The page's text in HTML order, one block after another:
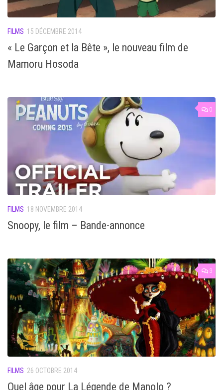
FILMS 15 DÉCEMBRE 2014
« Le Garçon et la Bête », le nouveau film de
Mamoru Hosoda
0
FILMS 18 NOVEMBRE 2014
Snoopy, le film – Bande-annonce
3
FILMS 26 OCTOBRE 2014
Quel âge pour La Légende de Manolo ?